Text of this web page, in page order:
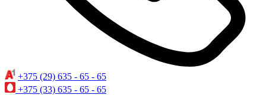
+375 (29) 635 - 65 - 65
+375 (33) 635 - 65 - 65